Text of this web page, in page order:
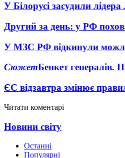
У Білорусі засудили
Другий за день: у РФ
У МЗС РФ відкинули
СюжетБенкет генералів.
ЄС відзавтра змінює
Читати коментарі
Новини світу
Останні
Популярні